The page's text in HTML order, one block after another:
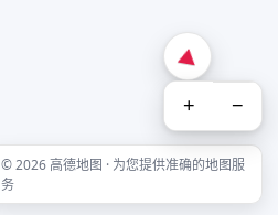
+ −
© 2026 高德地图 · 为您提供准确的地图服
务